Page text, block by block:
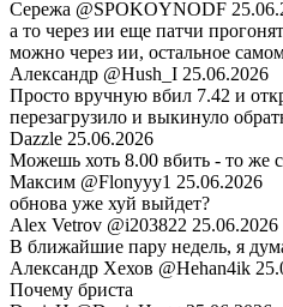
Сережа @SPOKOYNODF
а то через ии еще патчи
можно через ии, остальное
Александр @Hush_I 25.06.2026
Просто вручную вбил 7.42 и
перезагрузило и выкинуло
Dazzle 25.06.2026
Можешь хоть 8.00 вбить - то же
Максим @Flonyyy1 25.06.2026
обнова уже хуй выйдет?
Alex Vetrov @i203822 25.06.2026
В ближайшие пару недель, я
Александр Хехов @Hehan4ik
Почему бриста